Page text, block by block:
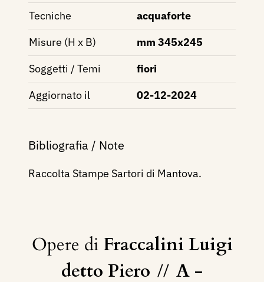
Tecniche
acquaforte
Misure (H x B)
mm 345x245
Soggetti / Temi
fiori
Aggiornato il
02-12-2024
Bibliografia / Note
Raccolta Stampe Sartori di Mantova.
Opere di Fraccalini Luigi
detto Piero // A -